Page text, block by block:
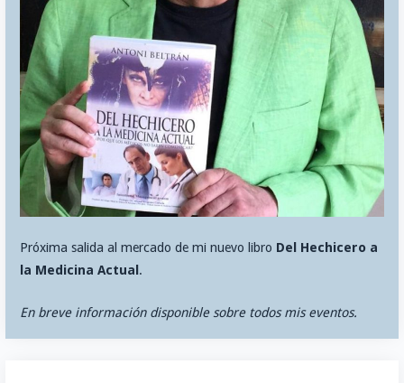
Próxima salida al mercado de mi nuevo libro Del Hechicero a
la Medicina Actual .
En breve información disponible sobre todos mis eventos.